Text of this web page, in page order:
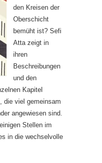
den Kreisen der
Oberschicht
bemüht ist? Sefi
Atta zeigt in
ihren
Beschreibungen
und den
Kapitel
die viel gemeinsam
angewiesen sind.
Stellen im
in die wechselvolle